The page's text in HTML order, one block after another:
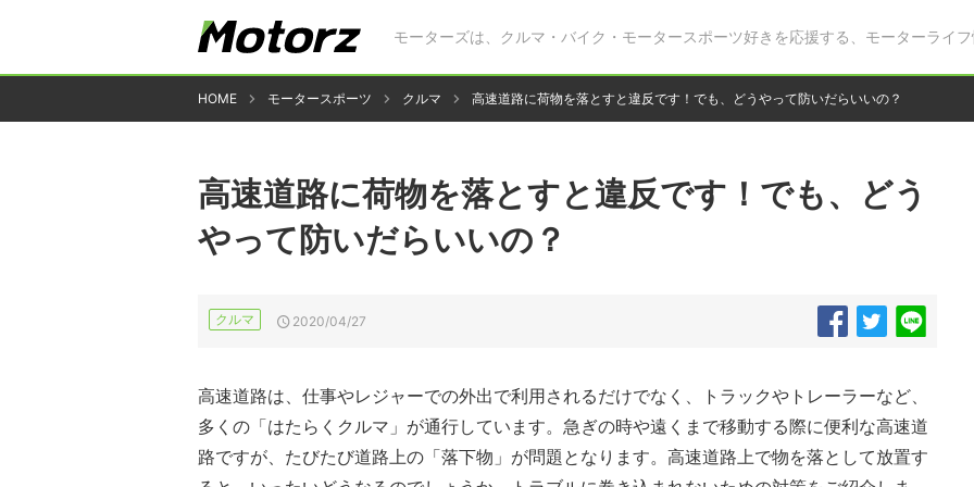
モーターズは、クルマ・バイク・モータースポーツ好きを応援する、モーターライフ
HOME モータースポーツ クルマ 高速道路に荷物を落とすと違反です！でも、どうやって防いだらいいの？
高速道路に荷物を落とすと違反です！でも、どう
やって防いだらいいの？
クルマ 2020/04/27
高速道路は、仕事やレジャーでの外出で利用されるだけでなく、トラックやトレーラーなど、
多くの「はたらくクルマ」が通行しています。急ぎの時や遠くまで移動する際に便利な高速道
路ですが、たびたび道路上の「落下物」が問題となります。高速道路上で物を落として放置す